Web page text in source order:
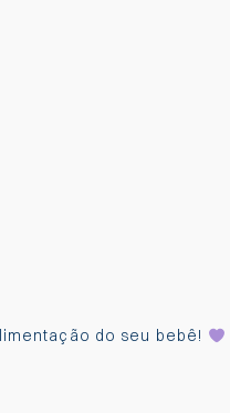
do seu bebê!